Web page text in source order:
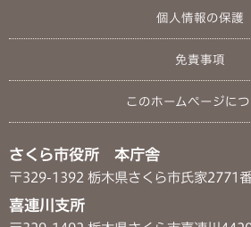
個人情報の保護
免責事項
このホームページに
さくら市役所 本庁舎
〒329-1392 栃木県さくら市氏家2771
喜連川支所